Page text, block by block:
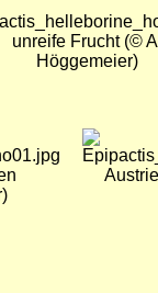
unreife Frucht (©
Höggemeier)
Bild